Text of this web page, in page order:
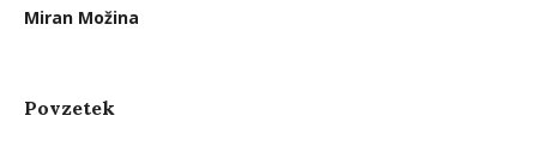
Miran Možina
Povzetek